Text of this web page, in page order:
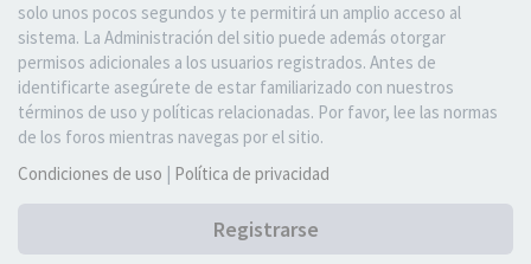
solo unos pocos segundos y te permitirá un amplio acceso al
sistema. La Administración del sitio puede además otorgar
permisos adicionales a los usuarios registrados. Antes de
identificarte asegúrete de estar familiarizado con nuestros
términos de uso y políticas relacionadas. Por favor, lee las normas
de los foros mientras navegas por el sitio.
Condiciones de uso | Política de privacidad
Registrarse